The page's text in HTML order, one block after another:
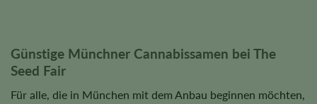
Günstige Münchner Cannabissamen bei The
Seed Fair
Für alle, die in München mit dem Anbau beginnen möchten,